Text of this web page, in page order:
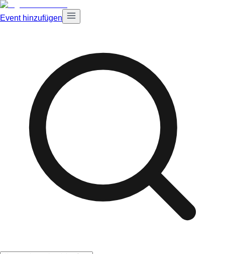
Event hinzufügen